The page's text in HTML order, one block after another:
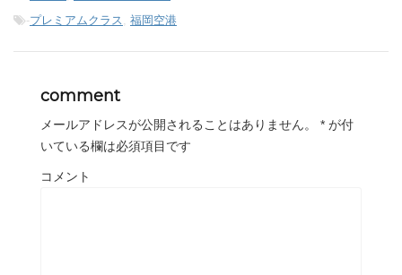
-プレミアムクラス, 福岡空港
comment
メールアドレスが公開されることはありません。 * が付
いている欄は必須項目です
コメント